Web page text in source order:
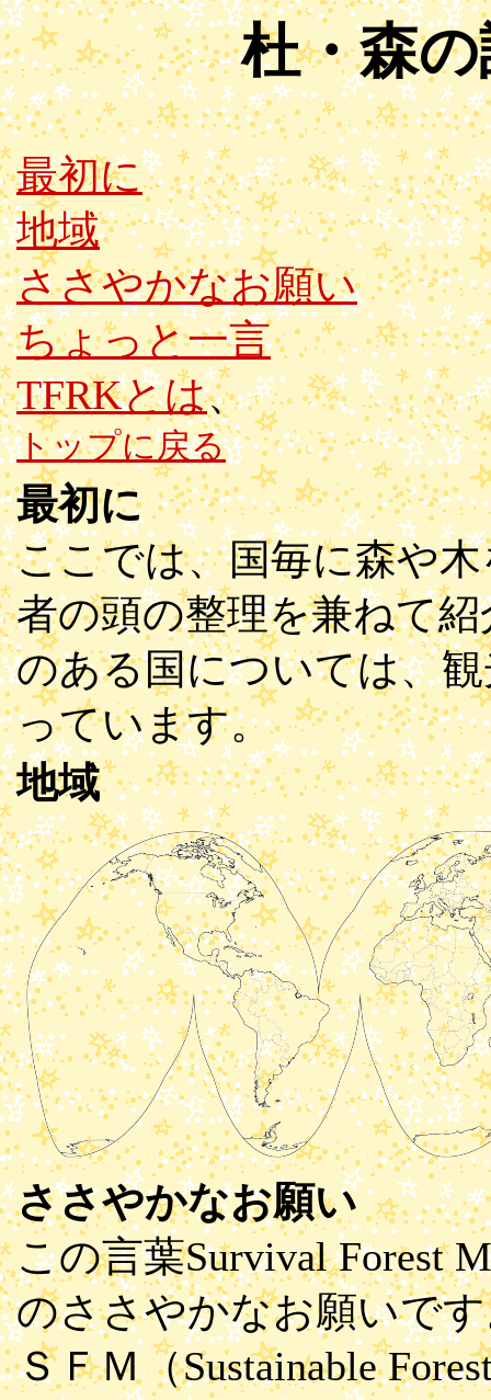
杜・森
最初に
地域
ささやかなお願い
ちょっと一言
TFRKとは、
トップに戻る
最初に
ここでは、国毎に森や
者の頭の整理を兼ねて
のある国については、
っています。
地域
ささやかなお願い
この言葉Survival Forest
のささやかなお願いで
ＳＦＭ（Sustainable